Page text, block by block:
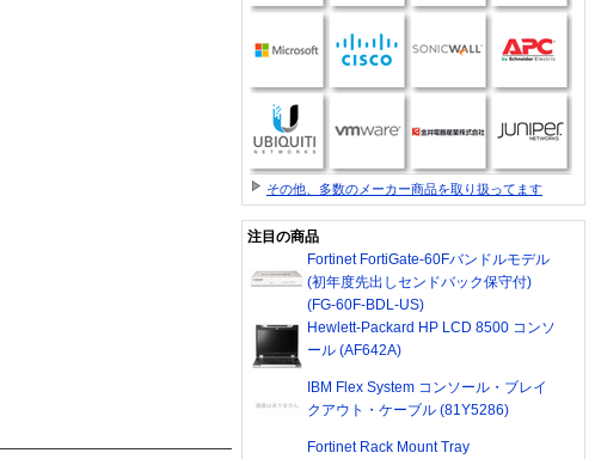
その他、多数のメーカー商品を取り扱ってます
注目の商品
Fortinet FortiGate-60Fバンドルモデル
(初年度先出しセンドバック保守付)
(FG-60F-BDL-US)
Hewlett-Packard HP LCD 8500 コンソ
ール (AF642A)
IBM Flex System コンソール・ブレイ
クアウト・ケーブル (81Y5286)
Fortinet Rack Mount Tray